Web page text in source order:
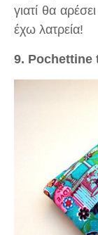
γιατί θα
έχω λατρεία!
9. Pochettine